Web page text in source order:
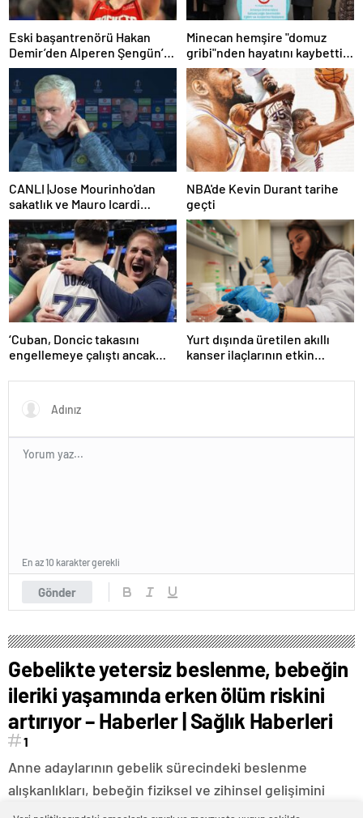
Eski başantrenörü Hakan
Demir’den Alperen Şengün’e
övgü
Minecan hemşire "domuz
gribi"nden hayatını kaybetti –
Haberler | Sağlık Haberleri
CANLI |Jose Mourinho'dan
sakatlık ve Mauro Icardi
yanıtı! 'Kimse dokunamaz!'
NBA'de Kevin Durant tarihe
geçti
‘Cuban, Doncic takasını
engellemeye çalıştı ancak
Haberleri
Yurt dışında üretilen akıllı
kanser ilaçlarının etkin
geliştirildi | Sağlık Haberleri
Gönder
En az 10 karakter gerekli
Gebelikte yetersiz beslenme, bebeğin
ileriki yaşamında erken ölüm riskini
artırıyor – Haberler | Sağlık Haberleri
1
Anne adaylarının gebelik sürecindeki beslenme
alışkanlıkları, bebeğin fiziksel ve zihinsel gelişimini
doğrudan etkiliyor. Dengeli ve yeterli beslenme,